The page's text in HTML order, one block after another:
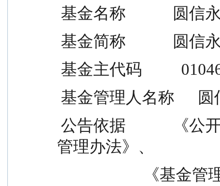
基金名称            圆信
基金简称            圆信
基金主代码
基金管理人名称
管理办法》、